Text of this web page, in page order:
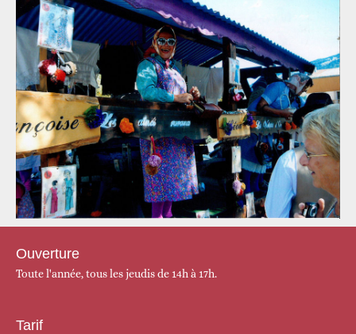
Ouverture
Toute l'année, tous les jeudis de 14h à 17h.
Tarif